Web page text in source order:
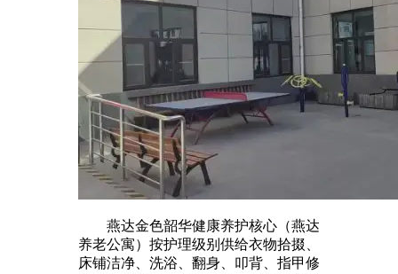
燕达金色韶华健康养护核心（燕达
养老公寓）按护理级别供给衣物拾掇、
床铺洁净、洗浴、翻身、叩背、指甲修